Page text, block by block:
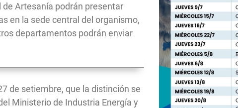
Artesanía podrán presentar
en la sede central del organismo,
departamentos podrán enviar
de setiembre, que la distinción se
Ministerio de Industria Energía y